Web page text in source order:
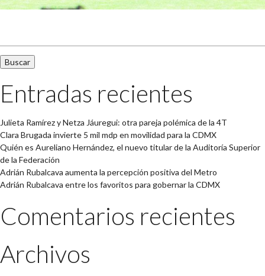
Entradas recientes
Julieta Ramírez y Netza Jáuregui: otra pareja polémica de la 4T
Clara Brugada invierte 5 mil mdp en movilidad para la CDMX
Quién es Aureliano Hernández, el nuevo titular de la Auditoría Superior
de la Federación
Adrián Rubalcava aumenta la percepción positiva del Metro
Adrián Rubalcava entre los favoritos para gobernar la CDMX
Comentarios recientes
Archivos